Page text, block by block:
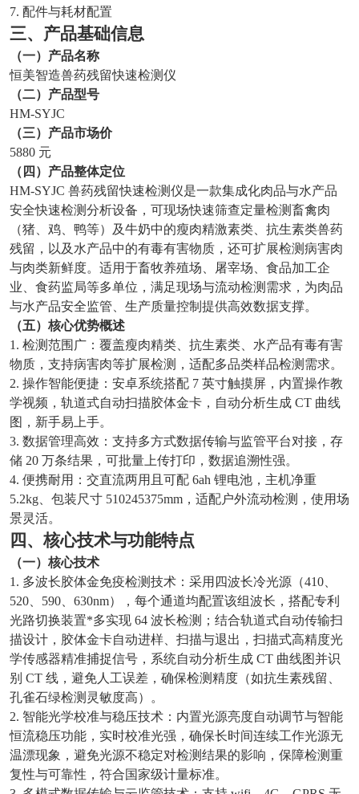
7. 配件与耗材配置
三、产品基础信息
（一）产品名称
恒美智造兽药残留快速检测仪
（二）产品型号
HM-SYJC
（三）产品市场价
5880 元
（四）产品整体定位
HM-SYJC 兽药残留快速检测仪是一款集成化肉品与水产品
安全快速检测分析设备，可现场快速筛查定量检测畜禽肉
（猪、鸡、鸭等）及牛奶中的瘦肉精激素类、抗生素类兽药
残留，以及水产品中的有毒有害物质，还可扩展检测病害肉
与肉类新鲜度。适用于畜牧养殖场、屠宰场、食品加工企
业、食药监局等多单位，满足现场与流动检测需求，为肉品
与水产品安全监管、生产质量控制提供高效数据支撑。
（五）核心优势概述
1. 检测范围广：覆盖瘦肉精类、抗生素类、水产品有毒有害
物质，支持病害肉等扩展检测，适配多品类样品检测需求。
2. 操作智能便捷：安卓系统搭配 7 英寸触摸屏，内置操作教
学视频，轨道式自动扫描胶体金卡，自动分析生成 CT 曲线
图，新手易上手。
3. 数据管理高效：支持多方式数据传输与监管平台对接，存
储 20 万条结果，可批量上传打印，数据追溯性强。
4. 便携耐用：交直流两用且可配 6ah 锂电池，主机净重
5.2kg、包装尺寸 510245375mm，适配户外流动检测，使用场
景灵活。
四、核心技术与功能特点
（一）核心技术
1. 多波长胶体金免疫检测技术：采用四波长冷光源（410、
520、590、630nm），每个通道均配置该组波长，搭配专利
光路切换装置*多实现 64 波长检测；结合轨道式自动传输扫
描设计，胶体金卡自动进样、扫描与退出，扫描式高精度光
学传感器精准捕捉信号，系统自动分析生成 CT 曲线图并识
别 CT 线，避免人工误差，确保检测精度（如抗生素残留、
孔雀石绿检测灵敏度高）。
2. 智能光学校准与稳压技术：内置光源亮度自动调节与智能
恒流稳压功能，实时校准光强，确保长时间连续工作光源无
温漂现象，避免光源不稳定对检测结果的影响，保障检测重
复性与可靠性，符合国家级计量标准。